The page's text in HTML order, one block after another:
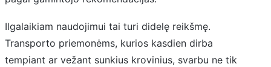
Ilgalaikiam naudojimui tai turi didelę reikšmę.
Transporto priemonėms, kurios kasdien dirba
tempiant ar vežant sunkius krovinius, svarbu ne tik